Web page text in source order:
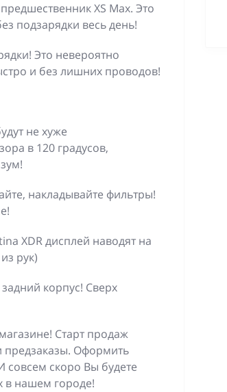
XS Max. Это
подзарядки весь день!
Это невероятно
и без лишних проводов!
не хуже
в 120 градусов,
накладывайте фильтры!
XDR дисплей наводят на
рук)
корпус! Сверх
Старт продаж
предзаказы. Оформить
совсем скоро Вы будете
в нашем городе!